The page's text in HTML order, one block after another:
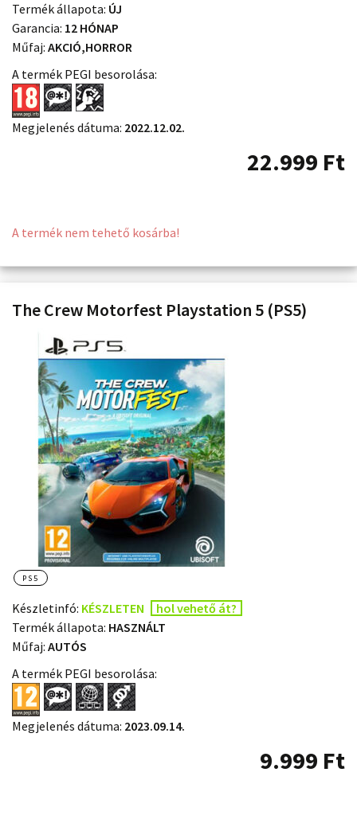
Termék állapota: ÚJ
Garancia: 12 HÓNAP
Műfaj: AKCIÓ,HORROR
A termék PEGI besorolása:
Megjelenés dátuma: 2022.12.02.
22.999 Ft
A termék nem tehető kosárba!
The Crew Motorfest Playstation 5 (PS5)
PS5
Készletinfó: KÉSZLETEN
hol vehető át?
Termék állapota: HASZNÁLT
Műfaj: AUTÓS
A termék PEGI besorolása:
Megjelenés dátuma: 2023.09.14.
9.999 Ft